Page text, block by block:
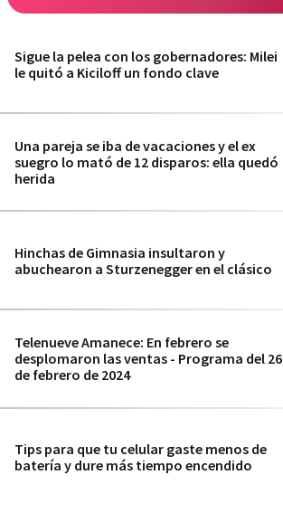
Sigue la pelea con los gobernadores: Milei
le quitó a Kiciloff un fondo clave
Una pareja se iba de vacaciones y el ex
suegro lo mató de 12 disparos: ella quedó
herida
Hinchas de Gimnasia insultaron y
abuchearon a Sturzenegger en el clásico
Telenueve Amanece: En febrero se
desplomaron las ventas - Programa del 26
de febrero de 2024
Tips para que tu celular gaste menos de
batería y dure más tiempo encendido